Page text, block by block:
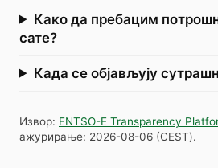
Како да пребацим
сате?
Када се објављују
Извор: ENTSO-E Transparency
ажурирање: 2026-08-06 (CEST).